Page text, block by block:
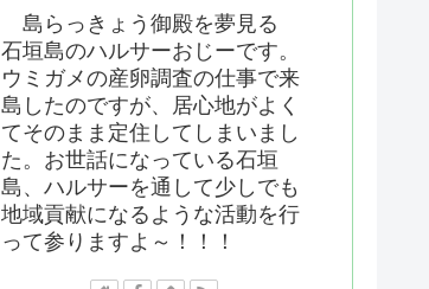
島らっきょう御殿を夢見る
石垣島のハルサーおじーです。
ウミガメの産卵調査の仕事で来
島したのですが、居心地がよく
てそのまま定住してしまいまし
た。お世話になっている石垣
島、ハルサーを通して少しでも
地域貢献になるような活動を行
って参りますよ～！！！